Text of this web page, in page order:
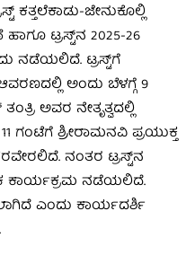
ಕತ್ತಲೆಕಾಡು-ಜೇನುಕೊಲ್ಲಿ
ಟ್ರಸ್ಟ್‌ನ 2025-26
ನಡೆಯಲಿದೆ. ಟ್ರಸ್ಟ್‌ಗೆ
ಅಂದು ಬೆಳಗ್ಗೆ 9
ಅವರ ನೇತೃತ್ವದಲ್ಲಿ
ಶ್ರೀರಾಮನವಿ ಪ್ರಯುಕ್ತ
ನಂತರ ಟ್ರಸ್ಟ್‌ನ
ಕಾರ್ಯಕ್ರಮ ನಡೆಯಲಿದೆ.
ಎಂದು ಕಾರ್ಯದರ್ಶಿ